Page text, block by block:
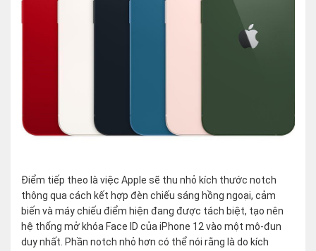
Điểm tiếp theo là việc Apple sẽ thu nhỏ kích thước notch
thông qua cách kết hợp đèn chiếu sáng hồng ngoại, cảm
biến và máy chiếu điểm hiện đang được tách biệt, tạo nên
hệ thống mở khóa Face ID của iPhone 12 vào một mô-đun
duy nhất. Phần notch nhỏ hơn có thể nói rằng là do kích